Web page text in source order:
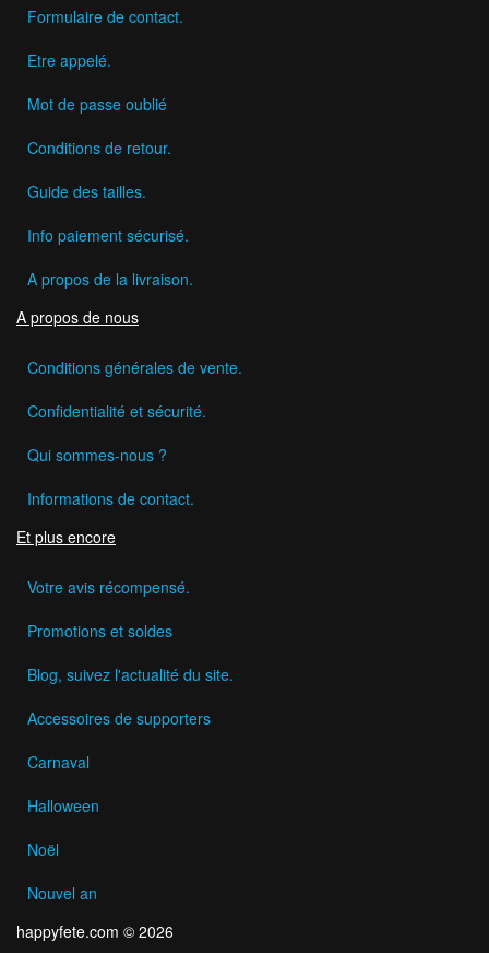
Formulaire de contact.
Etre appelé.
Mot de passe oublié
Conditions de retour.
Guide des tailles.
Info paiement sécurisé.
A propos de la livraison.
A propos de nous
Conditions générales de vente.
Confidentialité et sécurité.
Qui sommes-nous ?
Informations de contact.
Et plus encore
Votre avis récompensé.
Promotions et soldes
Blog, suivez l'actualité du site.
Accessoires de supporters
Carnaval
Halloween
Noël
Nouvel an
happyfete.com © 2026